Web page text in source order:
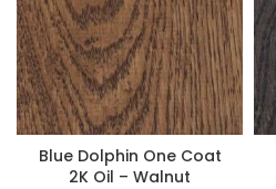
Blue Dolphin One Coat
2K Oil – Walnut